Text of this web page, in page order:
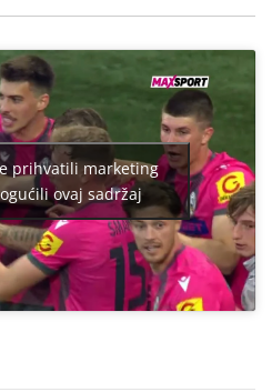
prihvatili marketing
ovaj sadržaj